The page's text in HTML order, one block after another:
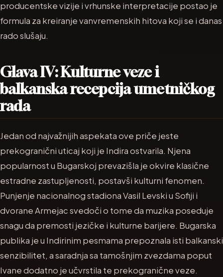
producentske vizije i vrhunske interpretacije postao je
formula za kreiranje vanvremenskih hitova koji se i danas
rado slušaju.
Glava IV: Kulturne veze i
balkanska recepcija umetničkog
rada
Jedan od najvažnijih aspekata ove priče jeste
prekogranični uticaj koji je Indira ostvarila. Njena
popularnost u Bugarskoj prevazišla je okvire klasične
estradne zastupljenosti, postavši kulturni fenomen.
Punjenje nacionalnog stadiona Vasil Levski u Sofiji i
dvorane Armejac svedoči o tome da muzika poseduje
snagu da premosti jezičke i kulturne barijere. Bugarska
publika je u Indirinim pesmama prepoznala isti balkanski
senzibilitet, a saradnja sa tamošnjim zvezdama poput
Ivane dodatno je učvrstila te prekogranične veze.